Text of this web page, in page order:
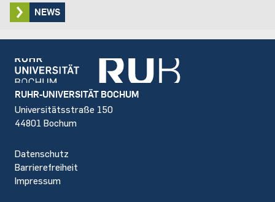
NEWS
Footer
RUHR-UNIVERSITÄT BOCHUM
Universitätsstraße 150
44801 Bochum
Datenschutz
Barrierefreiheit
Impressum